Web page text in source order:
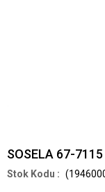
SOSELA 67-7115